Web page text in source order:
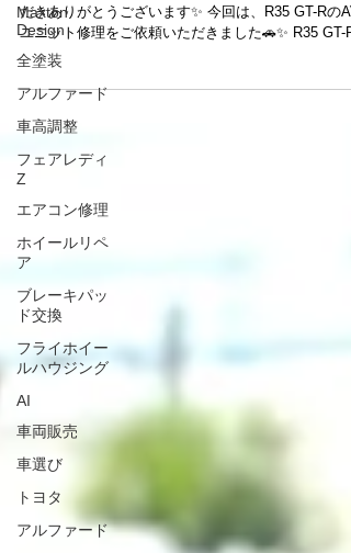
Maxton
Design
全塗装
アルファード
車高調整
フェアレディ
Z
エアコン修理
ホイールリペ
ア
ブレーキパッ
ド交換
フライホイー
ルハウジング
AI
車両販売
車選び
トヨタ
アルファード
こんにちは😊 いつもリトルガレージブログをご覧い
だきありがとうございます✨ 今回は、R35 GT-RのAV
ユニット修理をご依頼いただきました🚗✨ R35 GT-R
は、年式や使用状況によりAVユニットに不具合が発
することがあり、画面表示や各種機能に影響が出る
ースがあります。 今回はAVユニットを取り外し、
完了後はリトルガレージにてユニットの取付を行い
各機能の動作確認までしっかり実施しております
一つひとつの工程を丁寧に確認し、お客様に安心し
度はご依頼いただき、誠にありがとうございました
リトルガレージでは、R35 GT-RのAVユニット修理を
はじめ、メンテナンス・修理・カスタムまで幅広く
応しております🔧✨ AVユニットに関するお困りごと
さい😊🚗💛 皆さまのご来店を心よりお待ちしており
す✨